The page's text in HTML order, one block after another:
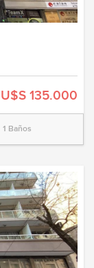
U$S 135.000
1 Baños